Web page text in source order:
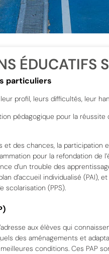
ÉDUCATIFS
particuliers
profil, leurs difficultés, leur
pédagogique pour la
et des chances, la
pour la refondation de
d’un trouble des
d’accueil individualisé (PAI),
scolarisation (PPS).
aux élèves qui
des aménagements et
conditions. Ces PAP